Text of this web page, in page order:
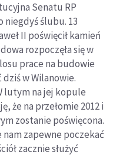
Senatu RP
niegdyś ślubu. 13
II poświęcił kamień
rozpoczęła się w
prace na budowie
w Wilanowie.
lutym na jej kopule
że na przełomie 2012 i
zostanie poświęcona.
zapewne poczekać
zacznie służyć